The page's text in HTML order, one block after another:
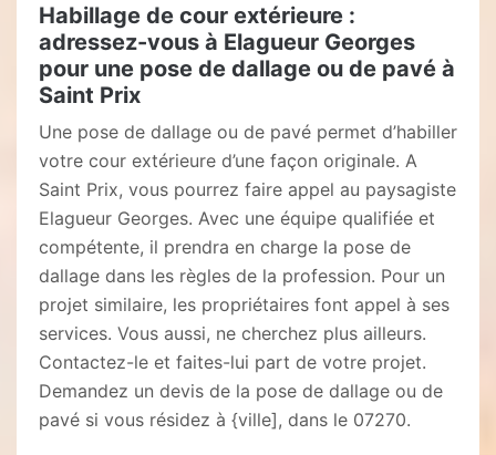
Habillage de cour extérieure :
adressez-vous à Elagueur Georges
pour une pose de dallage ou de pavé à
Saint Prix
Une pose de dallage ou de pavé permet d’habiller
votre cour extérieure d’une façon originale. A
Saint Prix, vous pourrez faire appel au paysagiste
Elagueur Georges. Avec une équipe qualifiée et
compétente, il prendra en charge la pose de
dallage dans les règles de la profession. Pour un
projet similaire, les propriétaires font appel à ses
services. Vous aussi, ne cherchez plus ailleurs.
Contactez-le et faites-lui part de votre projet.
Demandez un devis de la pose de dallage ou de
pavé si vous résidez à {ville], dans le 07270.